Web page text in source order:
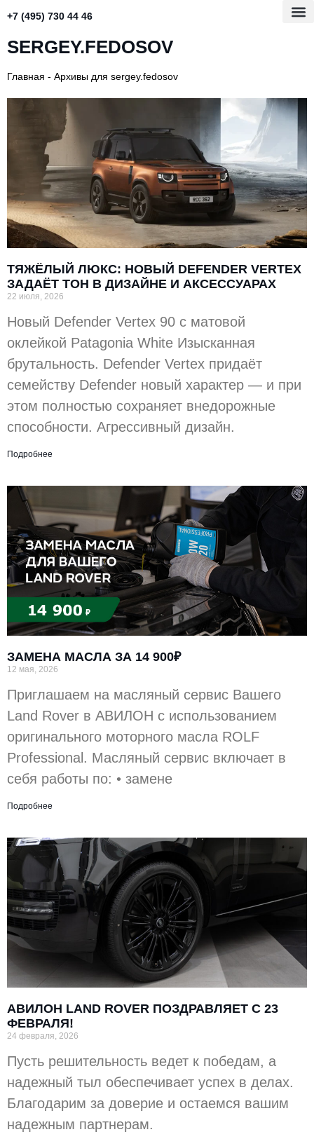
+7 (495) 730 44 46
SERGEY.FEDOSOV
Главная - Архивы для sergey.fedosov
ТЯЖЁЛЫЙ ЛЮКС: НОВЫЙ DEFENDER VERTEX
ЗАДАЁТ ТОН В ДИЗАЙНЕ И АКСЕССУАРАХ
22 июля, 2026
Новый Defender Vertex 90 с матовой
оклейкой Patagonia White Изысканная
брутальность. Defender Vertex придаёт
семейству Defender новый характер — и при
этом полностью сохраняет внедорожные
способности. Агрессивный дизайн.
Подробнее
ЗАМЕНА МАСЛА ЗА 14 900₽
12 мая, 2026
Приглашаем на масляный сервис Вашего
Land Rover в АВИЛОН с использованием
оригинального моторного масла ROLF
Professional. Масляный сервис включает в
себя работы по: • замене
Подробнее
АВИЛОН LAND ROVER ПОЗДРАВЛЯЕТ С 23
ФЕВРАЛЯ!
24 февраля, 2026
Пусть решительность ведет к победам, а
надежный тыл обеспечивает успех в делах.
Благодарим за доверие и остаемся вашим
надежным партнерам.